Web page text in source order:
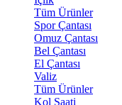
Tüm Ürünler
Spor Çantası
Omuz Çantası
Bel Çantası
El Çantası
Valiz
Tüm Ürünler
Kol Saati